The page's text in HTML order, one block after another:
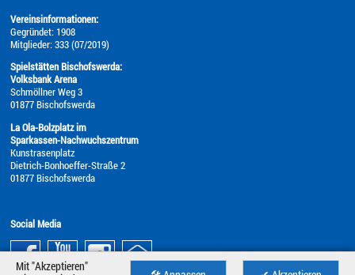
Vereinsinformationen:
Gegründet: 1908
Mitglieder: 333 (07/2019)
Spielstätten Bischofswerda:
Volksbank Arena
Schmöllner Weg 3
01877 Bischofswerda
La Ola-Bolzplatz im
Sparkassen-Nachwuchszentrum
Kunstrasenplatz
Dietrich-Bonhoeffer-Straße 2
01877 Bischofswerda
Social Media
Mit "Akzeptieren"